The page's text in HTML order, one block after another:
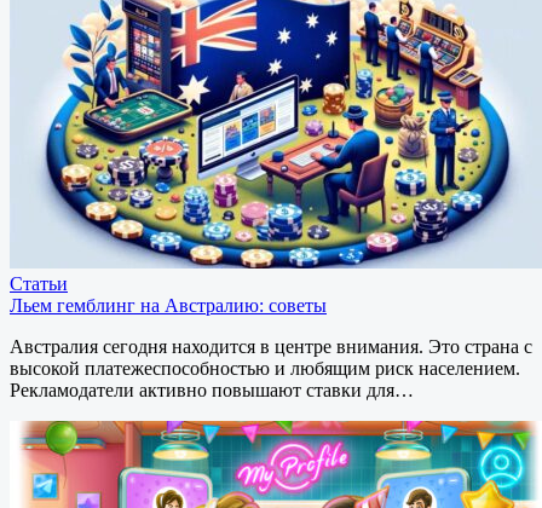
Статьи
Льем гемблинг на Австралию: советы
Австралия сегодня находится в центре внимания. Это страна с
высокой платежеспособностью и любящим риск населением.
Рекламодатели активно повышают ставки для…